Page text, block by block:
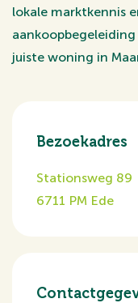
lokale marktkennis
juiste woning in
Bezoekadres
Stationsweg 89
6711 PM Ede